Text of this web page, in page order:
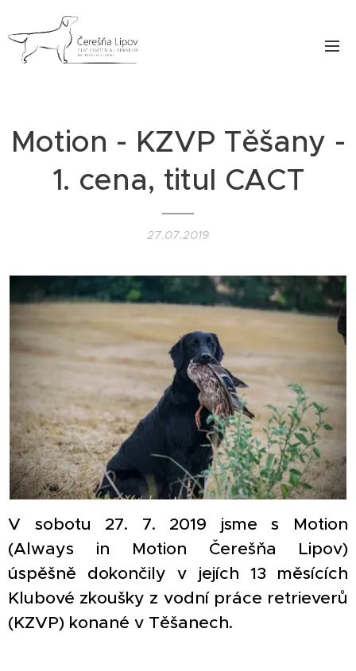
Motion - KZVP Těšany -
1. cena, titul CACT
27.07.2019
V sobotu 27. 7. 2019 jsme s Motion
(Always in Motion Čerešňa Lipov)
úspěšně dokončily v jejích 13 měsících
Klubové zkoušky z vodní práce retrieverů
(KZVP) konané v Těšanech.